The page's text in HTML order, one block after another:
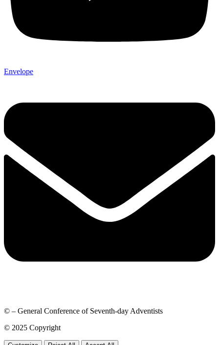
Envelope
© – General Conference of Seventh-day Adventists
© 2025 Copyright